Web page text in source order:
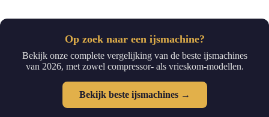
Op zoek naar een ijsmachine?
Bekijk onze complete vergelijking van de beste ijsmachines
van 2026, met zowel compressor- als vrieskom-modellen.
Bekijk beste ijsmachines →